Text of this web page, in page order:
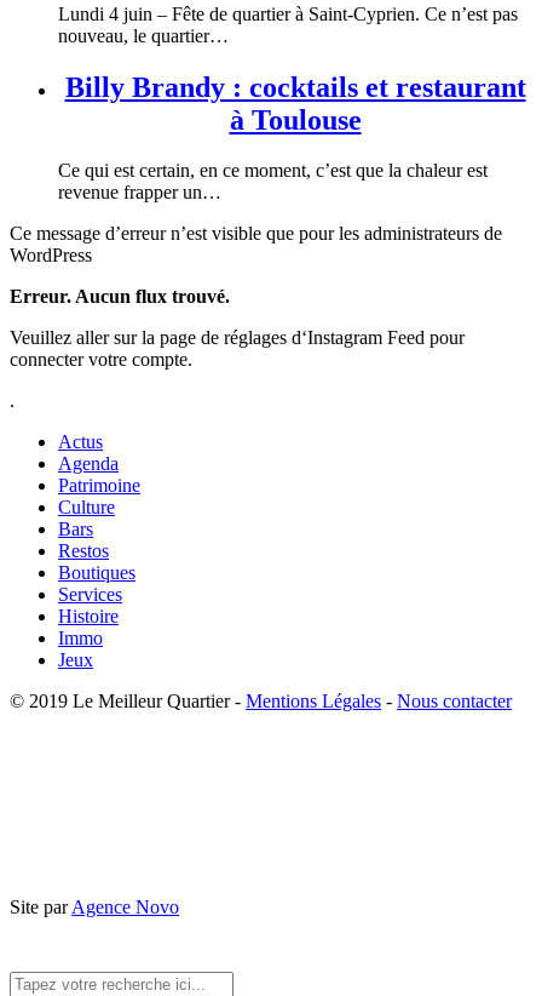
Lundi 4 juin – Fête de quartier à Saint-Cyprien. Ce n’est pas
nouveau, le quartier…
Billy Brandy : cocktails et restaurant
à Toulouse
Ce qui est certain, en ce moment, c’est que la chaleur est
revenue frapper un…
Ce message d’erreur n’est visible que pour les administrateurs de
WordPress
Erreur. Aucun flux trouvé.
Veuillez aller sur la page de réglages d‘Instagram Feed pour
connecter votre compte.
.
Actus
Agenda
Patrimoine
Culture
Bars
Restos
Boutiques
Services
Histoire
Immo
Jeux
© 2019 Le Meilleur Quartier - Mentions Légales - Nous contacter
Site parAgence Novo